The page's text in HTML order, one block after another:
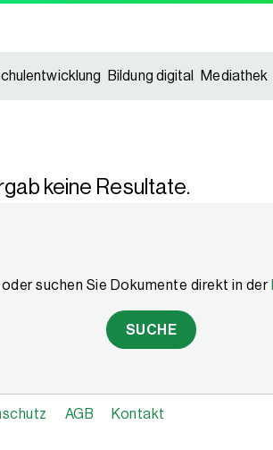
Bildung digital Mediathek
keine Resultate.
suchen Sie Dokumente direkt in der
AGB Kontakt